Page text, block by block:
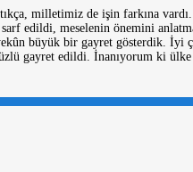
milletimiz de işin farkına
edildi, meselenin önemini
büyük bir gayret gösterdik. İyi
gayret edildi. İnanıyorum ki